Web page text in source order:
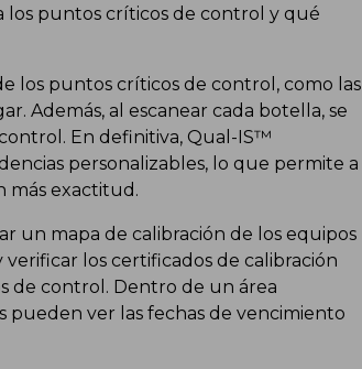
los puntos críticos de control y qué
los puntos críticos de control, como las
Además, al escanear cada botella, se
En definitiva, Qual-IS™
personalizables, lo que permite a
más exactitud.
un mapa de calibración de los equipos
los certificados de calibración
de control. Dentro de un área
pueden ver las fechas de vencimiento